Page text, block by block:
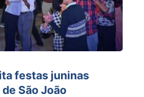
festas juninas
São João